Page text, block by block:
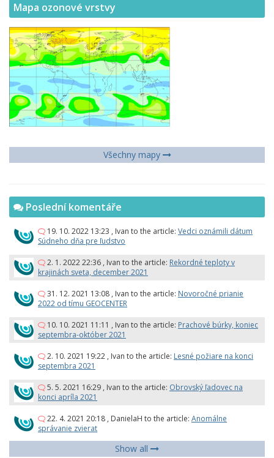
Mapa ozonové vrstvy
Všechny mapy
Poslední komentáře
19. 10. 2022 13:23 , Ivan to the article: Vedci oznámili dátum
Súdneho dňa pre ľudstvo
2. 1. 2022 22:36 , Ivan to the article: Rekordné teploty v
krajinách sveta, december 2021
31. 12. 2021 13:08 , Ivan to the article: Novoročné prianie
2022 od tímu GEOCENTER
10. 10. 2021 11:11 , Ivan to the article: Prachové búrky, koniec
septembra-október 2021
2. 10. 2021 19:22 , Ivan to the article: Lesné požiare na konci
septembra 2021
5. 5. 2021 16:29 , Ivan to the article: Obrovský ľadovec na
konci apríla 2021
22. 4. 2021 20:18 , DanielaH to the article: Anomálne
správanie zvierat
Show all